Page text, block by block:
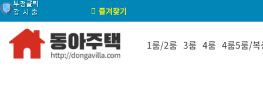
즐겨찾기
1룸/2룸 3룸 4룸 4룸5룸/복